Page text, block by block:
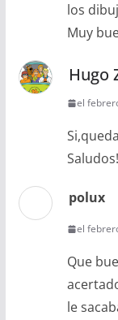
los
Muy
Hugo
el
Saludos!
polux
el
Que
le